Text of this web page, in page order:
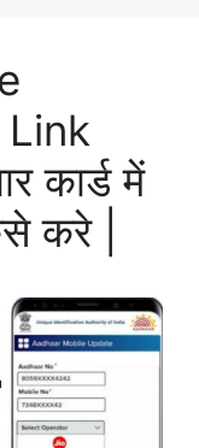
कार्ड में
करे |